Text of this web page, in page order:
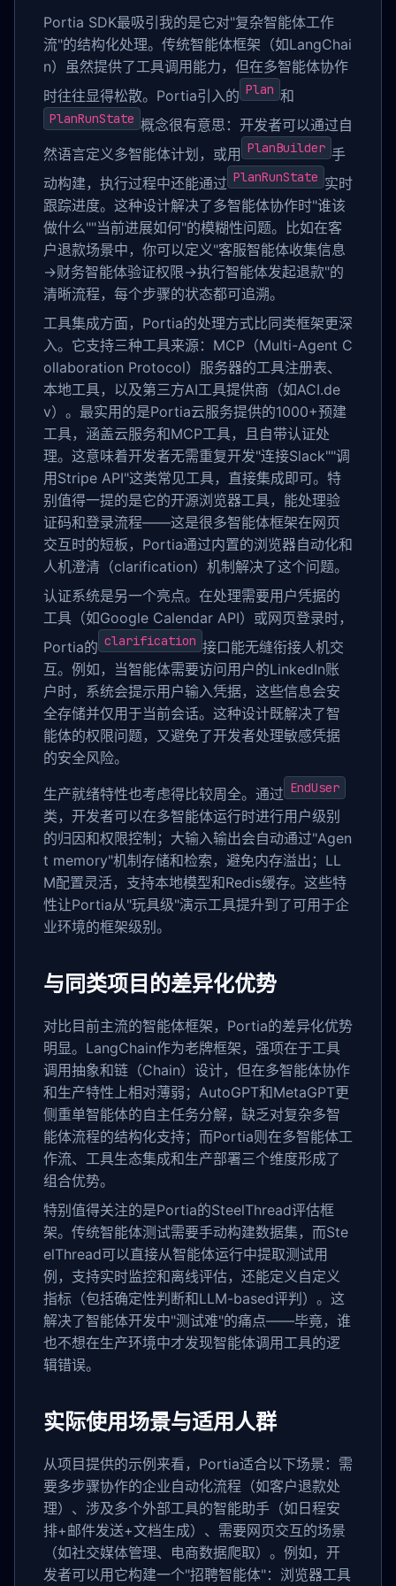
Portia SDK最吸引我的是它对"复杂智能体工作
流"的结构化处理。传统智能体框架（如LangChai
n）虽然提供了工具调用能力，但在多智能体协作
时往往显得松散。Portia引入的 Plan 和
PlanRunState 概念很有意思：开发者可以通过自
然语言定义多智能体计划，或用 PlanBuilder 手
动构建，执行过程中还能通过 PlanRunState 实时
跟踪进度。这种设计解决了多智能体协作时"谁该
做什么""当前进展如何"的模糊性问题。比如在客
户退款场景中，你可以定义"客服智能体收集信息
→财务智能体验证权限→执行智能体发起退款"的
清晰流程，每个步骤的状态都可追溯。
工具集成方面，Portia的处理方式比同类框架更深
入。它支持三种工具来源：MCP（Multi-Agent C
ollaboration Protocol）服务器的工具注册表、
本地工具，以及第三方AI工具提供商（如ACI.de
v）。最实用的是Portia云服务提供的1000+预建
工具，涵盖云服务和MCP工具，且自带认证处
理。这意味着开发者无需重复开发"连接Slack""调
用Stripe API"这类常见工具，直接集成即可。特
别值得一提的是它的开源浏览器工具，能处理验
证码和登录流程——这是很多智能体框架在网页
交互时的短板，Portia通过内置的浏览器自动化和
人机澄清（clarification）机制解决了这个问题。
认证系统是另一个亮点。在处理需要用户凭据的
工具（如Google Calendar API）或网页登录时，
Portia的 clarification 接口能无缝衔接人机交
互。例如，当智能体需要访问用户的LinkedIn账
户时，系统会提示用户输入凭据，这些信息会安
全存储并仅用于当前会话。这种设计既解决了智
能体的权限问题，又避免了开发者处理敏感凭据
的安全风险。
生产就绪特性也考虑得比较周全。通过 EndUser
类，开发者可以在多智能体运行时进行用户级别
的归因和权限控制；大输入输出会自动通过"Agen
t memory"机制存储和检索，避免内存溢出；LL
M配置灵活，支持本地模型和Redis缓存。这些特
性让Portia从"玩具级"演示工具提升到了可用于企
业环境的框架级别。
与同类项目的差异化优势
对比目前主流的智能体框架，Portia的差异化优势
明显。LangChain作为老牌框架，强项在于工具
调用抽象和链（Chain）设计，但在多智能体协作
和生产特性上相对薄弱；AutoGPT和MetaGPT更
侧重单智能体的自主任务分解，缺乏对复杂多智
能体流程的结构化支持；而Portia则在多智能体工
作流、工具生态集成和生产部署三个维度形成了
组合优势。
特别值得关注的是Portia的SteelThread评估框
架。传统智能体测试需要手动构建数据集，而Ste
elThread可以直接从智能体运行中提取测试用
例，支持实时监控和离线评估，还能定义自定义
指标（包括确定性判断和LLM-based评判）。这
解决了智能体开发中"测试难"的痛点——毕竟，谁
也不想在生产环境中才发现智能体调用工具的逻
辑错误。
实际使用场景与适用人群
从项目提供的示例来看，Portia适合以下场景：需
要多步骤协作的企业自动化流程（如客户退款处
理）、涉及多个外部工具的智能助手（如日程安
排+邮件发送+文档生成）、需要网页交互的场景
（如社交媒体管理、电商数据爬取）。例如，开
发者可以用它构建一个"招聘智能体"：浏览器工具